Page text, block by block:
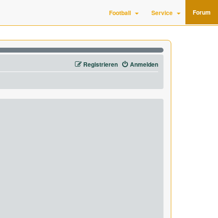
Football Service Forum
Anmelden
Registrieren